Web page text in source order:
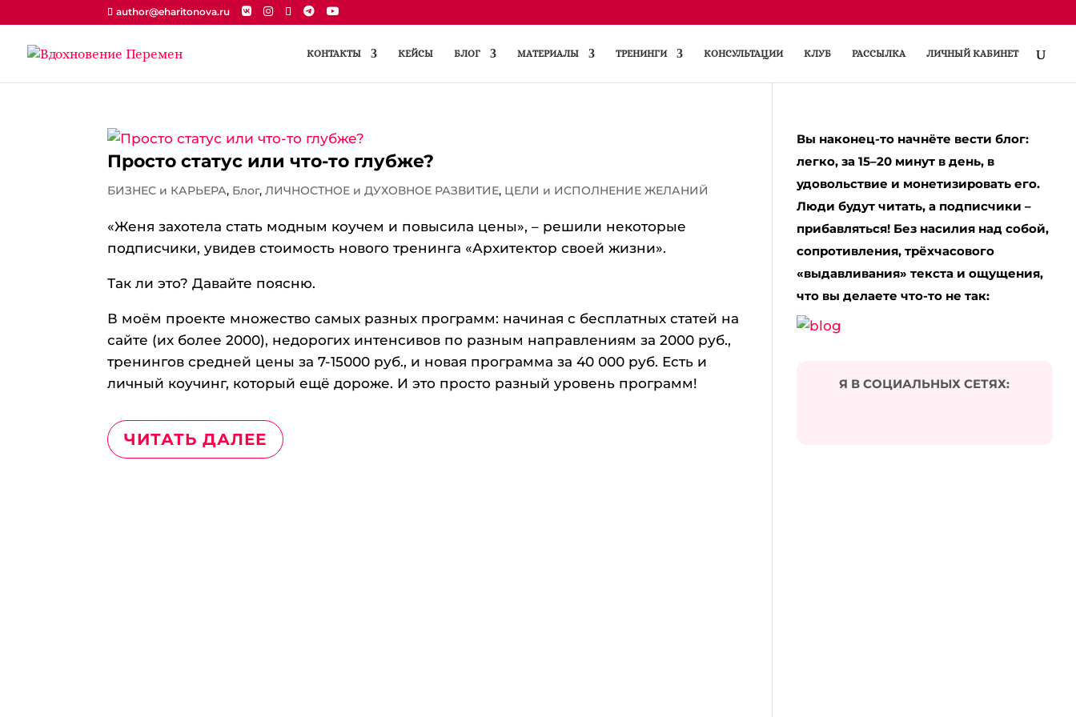
author@eharitonova.ru
КОНТАКТЫ КЕЙСЫ БЛОГ МАТЕРИАЛЫ ТРЕНИНГИ КОНСУЛЬТАЦИИ КЛУБ РАССЫЛКА ЛИЧНЫЙ КАБИНЕТ
Просто статус или что-то глубже?
БИЗНЕС и КАРЬЕРА, Блог,ЛИЧНОСТНОЕ и ДУХОВНОЕ РАЗВИТИЕ, ЦЕЛИ и ИСПОЛНЕНИЕ ЖЕЛАНИЙ
«Женя захотела стать модным коучем и повысила цены», – решили некоторые
подписчики, увидев стоимость нового тренинга «Архитектор своей жизни».
Так ли это? Давайте поясню.
В моём проекте множество самых разных программ: начиная с бесплатных статей на
сайте (их более 2000), недорогих интенсивов по разным направлениям за 2000 руб.,
тренингов средней цены за 7-15000 руб., и новая программа за 40 000 руб. Есть и
личный коучинг, который ещё дороже. И это просто разный уровень программ!
ЧИТАТЬ ДАЛЕЕ
Вы наконец-то начнёте вести блог:
легко, за 15–20 минут в день, в
удовольствие и монетизировать его.
Люди будут читать, а подписчики –
прибавляться! Без насилия над собой,
сопротивления, трёхчасового
«выдавливания» текста и ощущения,
что вы делаете что-то не так:
Я В СОЦИАЛЬНЫХ СЕТЯХ: